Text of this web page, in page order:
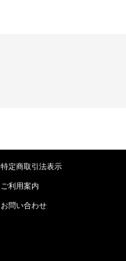
特定商取引法表示
ご利用案内
お問い合わせ